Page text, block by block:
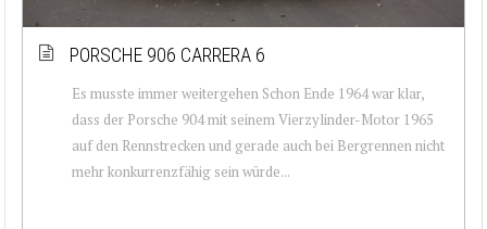
PORSCHE 906 CARRERA 6
Es musste immer weitergehen Schon Ende 1964 war klar,
dass der Porsche 904 mit seinem Vierzylinder-Motor 1965
auf den Rennstrecken und gerade auch bei Bergrennen nicht
mehr konkurrenzfähig sein würde...